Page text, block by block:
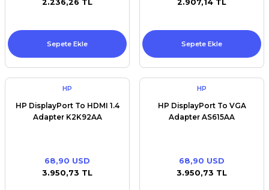
2.236,26 TL
Sepete Ekle
2.907,14 TL
Sepete Ekle
HP
HP DisplayPort To HDMI 1.4
Adapter K2K92AA
68,90 USD
3.950,73 TL
HP
HP DisplayPort To VGA
Adapter AS615AA
68,90 USD
3.950,73 TL